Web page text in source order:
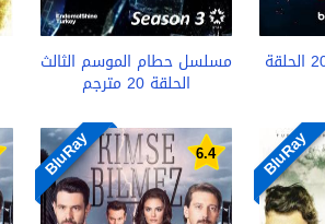
مسلسل الذئب 2039 الحلقة مسلسل حطام الموسم الثالث
الحلقة 20 مترجم
BluRay
6.4
BluRay